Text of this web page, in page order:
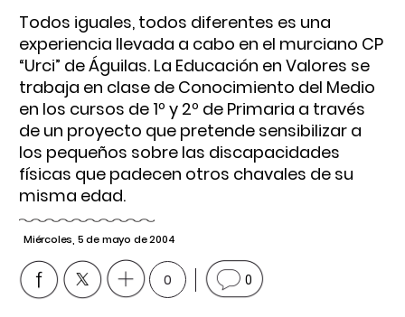
Todos iguales, todos diferentes es una
experiencia llevada a cabo en el murciano CP
“Urci” de Águilas. La Educación en Valores se
trabaja en clase de Conocimiento del Medio
en los cursos de 1º y 2º de Primaria a través
de un proyecto que pretende sensibilizar a
los pequeños sobre las discapacidades
físicas que padecen otros chavales de su
misma edad.
Miércoles, 5 de mayo de 2004
0 0